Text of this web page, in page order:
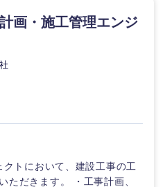
画・施工管理エンジ
トにおいて、建設工事の工
ただきます。 ・工事計画、